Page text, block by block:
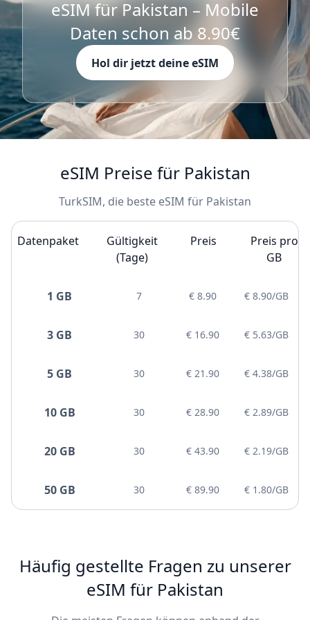
eSIM für Pakistan – Mobile
Daten schon ab 8.90€
Hol dir jetzt deine eSIM
eSIM Preise für Pakistan
TurkSIM, die beste eSIM für Pakistan
Datenpaket
Gültigkeit
(Tage)
Preis
Preis pro
GB
1 GB 7 € 8.90 € 8.90/GB
3 GB 30 € 16.90 € 5.63/GB
5 GB 30 € 21.90 € 4.38/GB
10 GB 30 € 28.90 € 2.89/GB
20 GB 30 € 43.90 € 2.19/GB
50 GB 30 € 89.90 € 1.80/GB
Häufig gestellte Fragen zu unserer
eSIM für Pakistan